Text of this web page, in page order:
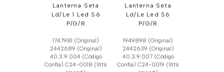
Lanterna Seta
Ld/Le 1 Led S6
P/G/R
1747981 (Original)
2442689 (Original)
40.3.9.004 (Código
Confia) C24-0018 (Wtk
Lanterna Seta
Ld/Le Led S6
P/G/R
1949898 (Original)
2442639 (Original)
40.3.9.007 (Código
Confia) C24-0019 (Wtk